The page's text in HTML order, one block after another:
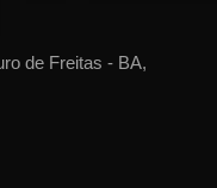
de Freitas - BA,